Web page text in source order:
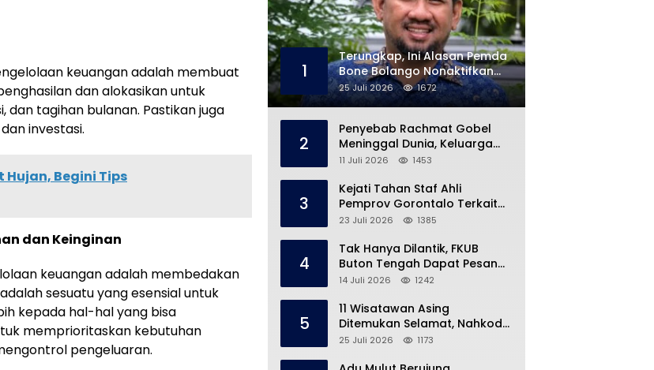
keuangan adalah membuat
dan alokasikan untuk
tagihan bulanan. Pastikan juga
investasi.
Begini Tips
dan Keinginan
keuangan adalah membedakan
sesuatu yang esensial untuk
kepada hal-hal yang bisa
memprioritaskan kebutuhan
pengeluaran.
1
Terungkap, Ini Alasan Pemda
Bone Bolango Nonaktifkan
Kades Toto Utara
25 Juli 2026 1672
2
Penyebab Rachmat Gobel
Meninggal Dunia, Keluarga
Ungkap Kondisi Terakhir
11 Juli 2026 1453
3
Kejati Tahan Staf Ahli
Pemprov Gorontalo Terkait
Dugaan Korupsi Rp5 Miliar
23 Juli 2026 1385
4
Tak Hanya Dilantik, FKUB
Buton Tengah Dapat Pesan
Khusus dari Bupati Azhari
14 Juli 2026 1242
5
11 Wisatawan Asing
Ditemukan Selamat, Nahkoda
Speedboat Masih Hilang
25 Juli 2026 1173